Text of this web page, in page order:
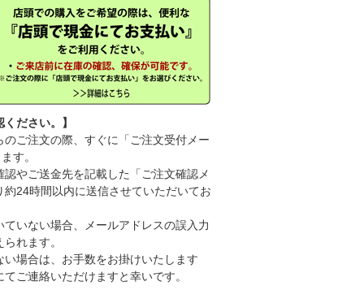
ださい。】
ご注文の際、すぐに「ご注文受付メー
す。
やご送金先を記載した「ご注文確認メ
約24時間以内に送信させていただいてお
いない場合、メールアドレスの誤入力
れます。
場合は、お手数をお掛けいたします
ご連絡いただけますと幸いです。